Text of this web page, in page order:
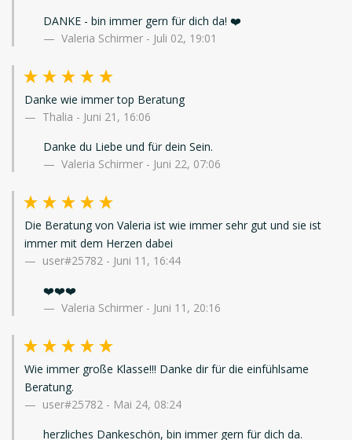
DANKE - bin immer gern für dich da! ❤️
Valeria Schirmer - Juli 02, 19:01
Danke wie immer top Beratung
Thalia - Juni 21, 16:06
Danke du Liebe und für dein Sein.
Valeria Schirmer - Juni 22, 07:06
Die Beratung von Valeria ist wie immer sehr gut und sie ist
immer mit dem Herzen dabei
user#25782 - Juni 11, 16:44
❤️❤️❤️
Valeria Schirmer - Juni 11, 20:16
Wie immer große Klasse!!! Danke dir für die einfühlsame
Beratung.
user#25782 - Mai 24, 08:24
herzliches Dankeschön, bin immer gern für dich da.